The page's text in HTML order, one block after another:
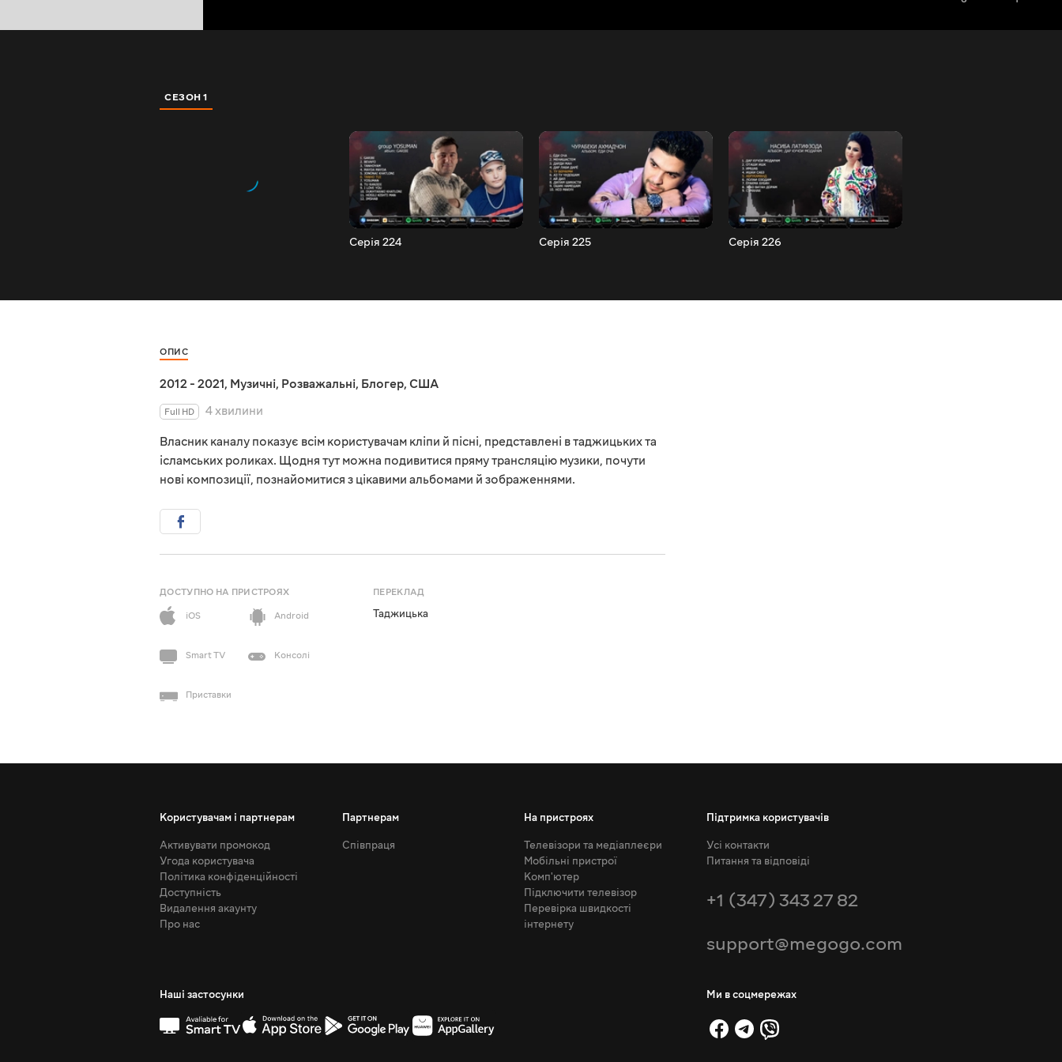
СЕЗОН 1
Серія 224 Серія 225 Серія 226
ОПИС
2012 - 2021, Музичні, Розважальні, Блогер, США
Full HD
4 хвилини
Власник каналу показує всім користувачам кліпи й пісні, представлені в таджицьких та
ісламських роликах. Щодня тут можна подивитися пряму трансляцію музики, почути
нові композиції, познайомитися з цікавими альбомами й зображеннями.
ДОСТУПНО НА ПРИСТРОЯХ
iOS
Android
Smart TV Консолі
Приставки
ПЕРЕКЛАД
Таджицька
Користувачам і партнерам
Активувати промокод
Угода користувача
Політика конфіденційності
Доступність
Видалення акаунту
Про нас
Партнерам
Співпраця
На пристроях
Телевізори та медіаплеєри
Мобільні пристрої
Комп'ютер
Підключити телевізор
Перевірка швидкості
інтернету
Підтримка користувачів
Усі контакти
Питання та відповіді
+1 (347) 343 27 82
support@megogo.com
Наші застосунки Ми в соцмережах